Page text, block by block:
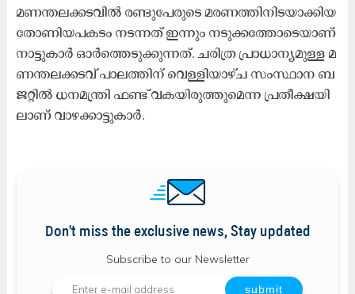
മ​ണ​ന്ത​ല​ക്ക​ട​വി​ൽ ര​ണ്ടു​പേ​രു​ടെ മ​ര​ണ​ത്തി​നി​ട​യാ​ക്കി​യ
തോ​ണി​യ​പ​ക​ടം ന​ട​ന്ന​ത് ഇ​ന്നും ന​ടു​ക്ക​ത്തോ​ടെ​യാ​ണ്
നാ​ട്ടു​കാ​ർ ഓ​ർ​ത്തെ​ടു​ക്കു​ന്ന​ത്. ച​രി​ത്ര പ്രാ​ധാ​ന്യ​മു​ള്ള മ​
ണ​ന്ത​ല​ക്ക​ട​വ് പാ​ല​ത്തി​ന് വെ​ള്ളി​യാ​ഴ്ച സം​സ്ഥാ​ന ബ​
ജ​റ്റി​ൽ ധ​ന​മ​ന്ത്രി ഫ​ണ്ട് വ​ക​യി​രു​ത്തു​മെ​ന്ന പ്ര​തീ​ക്ഷ​യി​
ലാ​ണ് വാ​ഴ​ക്കാ​ട്ടു​കാ​ർ.
Don't miss the exclusive news, Stay updated
Subscribe to our Newsletter